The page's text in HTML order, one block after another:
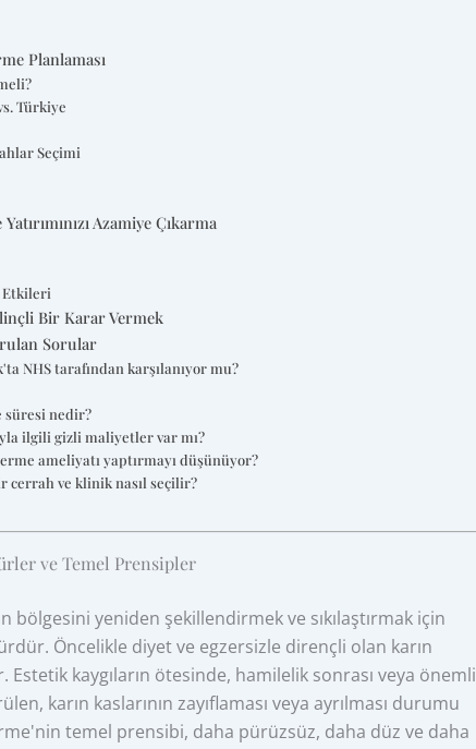
Planlaması
Türkiye
Seçimi
Azamiye Çıkarma
Etkileri
Bir Karar Vermek
Sorular
NHS tarafından karşılanıyor mu?
süresi nedir?
ilgili gizli maliyetler var mı?
ameliyatı yaptırmayı düşünüyor?
cerrah ve klinik nasıl seçilir?
ve Temel Prensipler
bölgesini yeniden şekillendirmek ve sıkılaştırmak için
Öncelikle diyet ve egzersizle dirençli olan karın
kaygıların ötesinde, hamilelik sonrası veya önemli
karın kaslarının zayıflaması veya ayrılması durumu
temel prensibi, daha pürüzsüz, daha düz ve daha